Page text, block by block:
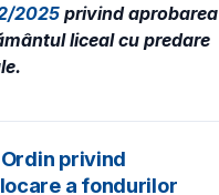
2025 privind aprobarea
liceal cu predare
privind
a fondurilor